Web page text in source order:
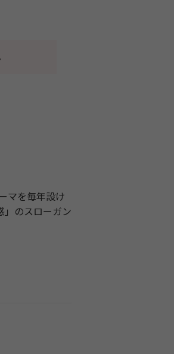
マを毎年設け
」のスローガン